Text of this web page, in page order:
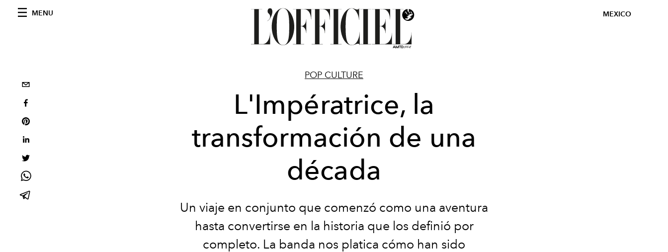
MENU MEXICO
POP CULTURE
L'Impératrice, la
transformación de una
década
Un viaje en conjunto que comenzó como una aventura
hasta convertirse en la historia que los definió por
completo. La banda nos platica cómo han sido